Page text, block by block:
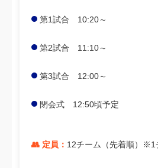
第1試合 10:20～
第2試合 11:10～
第3試合 12:00～
閉会式 12:50頃予定
👥 定員： 12チーム（先着順）※1